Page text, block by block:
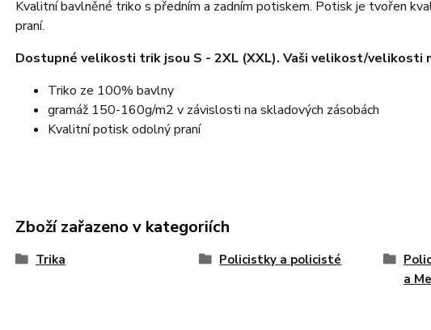
Kvalitní bavlněné triko s předním a zadním potiskem. Potisk je tvořen
praní.
Dostupné velikosti trik jsou S - 2XL (XXL). Vaši velikost/velikosti
Triko ze 100% bavlny
gramáž 150-160g/m2 v závislosti na skladových zásobách
Kvalitní potisk odolný praní
Zboží zařazeno v kategoriích
Trika Policistky a policisté
a